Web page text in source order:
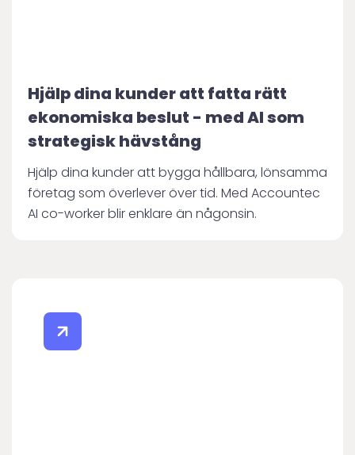
Hjälp dina kunder att fatta rätt
ekonomiska beslut - med AI som
strategisk hävstång
Hjälp dina kunder att bygga hållbara, lönsamma
företag som överlever över tid. Med Accountec
AI co-worker blir enklare än någonsin.